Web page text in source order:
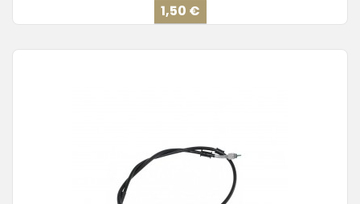
1,50 €